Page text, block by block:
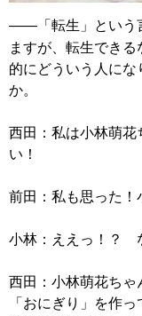
——「転生」という
ますが、転生でき
的にどういう人に
か。
西田：私は小林萌花
い！
前田：私も思った！
小林：ええっ！？
西田：小林萌花ちゃ
「おにぎり」を作